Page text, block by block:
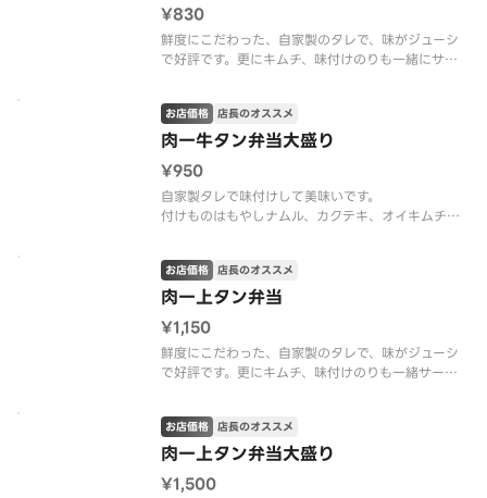
¥830
鮮度にこだわった、自家製のタレで、味がジューシ
で好評です。更にキムチ、味付けのりも一緒にサー
肉一牛タン弁当大盛り
お店価格 店長のオススメ
¥950
自家製タレで味付けして美味いです。
付けものはもやしナムル、カクテキ、オイキムチ、
楽しめます。
肉一上タン弁当
お店価格 店長のオススメ
¥1,150
鮮度にこだわった、自家製のタレで、味がジューシ
で好評です。更にキムチ、味付けのりも一緒サービ
肉一上タン弁当大盛り
お店価格 店長のオススメ
¥1,500